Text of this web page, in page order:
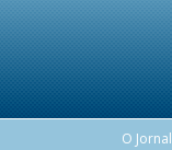
O Jornal